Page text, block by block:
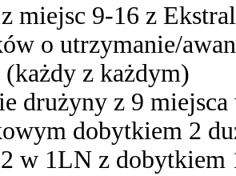
miejsc 9-16 z
o utrzymanie/
z każdym)
drużyny z 9
dobytkiem 2
w 1LN z dobytkiem